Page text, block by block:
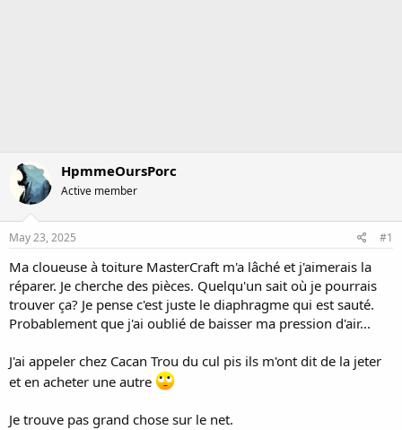
HpmmeOursPorc
Active member
May 23, 2025 #1
Ma cloueuse à toiture MasterCraft m'a lâché et j'aimerais la
réparer. Je cherche des pièces. Quelqu'un sait où je pourrais
trouver ça? Je pense c'est juste le diaphragme qui est sauté.
Probablement que j'ai oublié de baisser ma pression d'air...
J'ai appeler chez Cacan Trou du cul pis ils m'ont dit de la jeter
et en acheter une autre
Je trouve pas grand chose sur le net.